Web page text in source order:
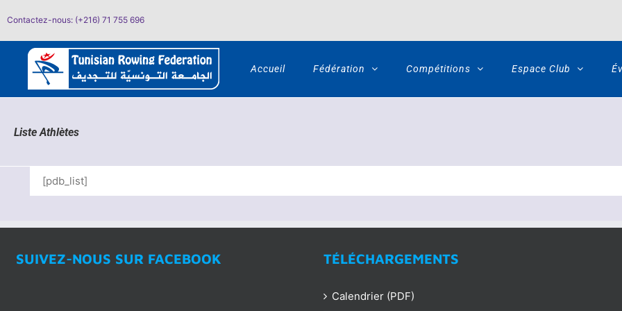
auContactez-nous: (+216) 71 755 696
Accueil Fédération Compétitions Espace Club
Liste Athlètes
[pdb_list]
SUIVEZ-NOUS SUR FACEBOOK TÉLÉCHARGEMENTS
Calendrier (PDF)